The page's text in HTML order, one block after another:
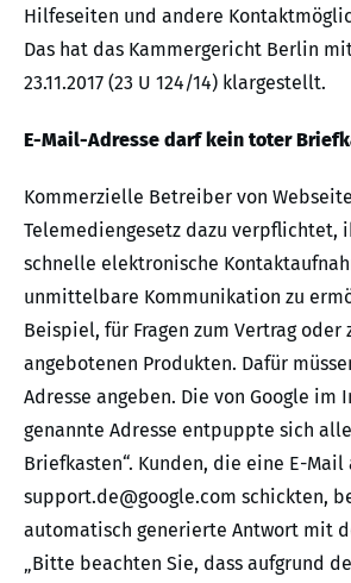
Hilfeseiten und andere
Das hat das Kammergericht Berlin
23.11.2017 (23 U 124/14) klargestellt.
E-Mail-Adresse darf kein toter
Kommerzielle Betreiber von
Telemediengesetz dazu verpflichtet,
schnelle elektronische
unmittelbare Kommunikation zu
Beispiel, für Fragen zum Vertrag oder
angebotenen Produkten. Dafür
Adresse angeben. Die von Google im
genannte Adresse entpuppte sich
Briefkasten“. Kunden, die eine E-Mail
support.de@google.com schickten,
automatisch generierte Antwort mit
„Bitte beachten Sie, dass aufgrund